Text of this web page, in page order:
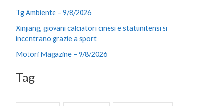
a
:
Tg Ambiente – 9/8/2026
Xinjiang, giovani calciatori cinesi e statunitensi si
incontrano grazie a sport
Motori Magazine – 9/8/2026
Tag